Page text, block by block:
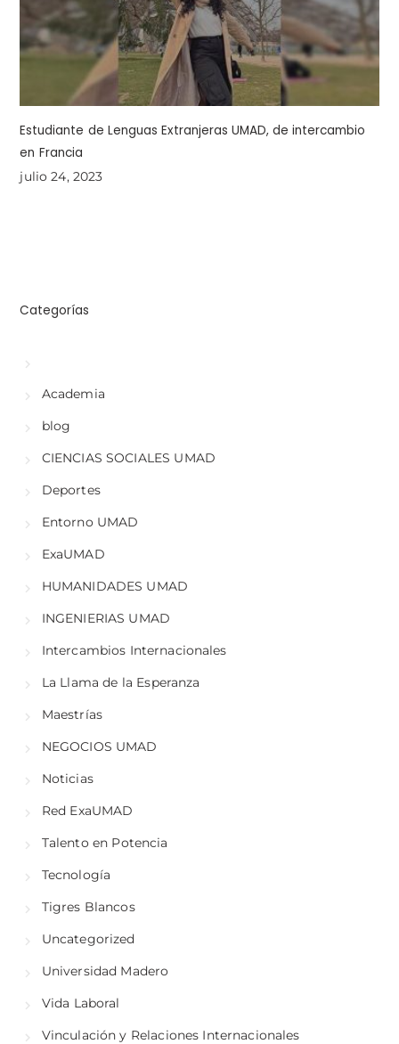
Estudiante de Lenguas Extranjeras UMAD, de intercambio
en Francia
julio 24, 2023
Categorías
Academia
blog
CIENCIAS SOCIALES UMAD
Deportes
Entorno UMAD
ExaUMAD
HUMANIDADES UMAD
INGENIERIAS UMAD
Intercambios Internacionales
La Llama de la Esperanza
Maestrías
NEGOCIOS UMAD
Noticias
Red ExaUMAD
Talento en Potencia
Tecnología
Tigres Blancos
Uncategorized
Universidad Madero
Vida Laboral
Vinculación y Relaciones Internacionales